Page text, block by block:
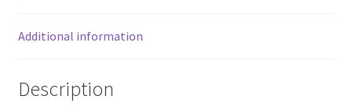
t
Additional information
Description